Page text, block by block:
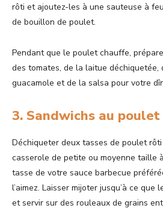
rôti et ajoutez-les à une sauteuse à
de bouillon de poulet.
Pendant que le poulet chauffe,
des tomates, de la laitue déchiquetée,
guacamole et de la salsa pour votre
3. Sandwichs au poulet
Déchiqueter deux tasses de poulet
casserole de petite ou moyenne taille
tasse de votre sauce barbecue
l’aimez. Laisser mijoter jusqu’à ce
et servir sur des rouleaux de grains